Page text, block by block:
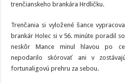
trenčianskeho brankára Hrdličku.
Trenčania si vyložené šance
brankár Holec si v 56. minúte poradil
neskôr Mance minul hlavou po
nepodarilo skórovať ani v
fortunaligovú prehru za sebou.